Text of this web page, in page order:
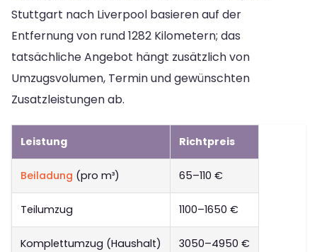
Stuttgart nach Liverpool basieren auf der
Entfernung von rund 1282 Kilometern; das
tatsächliche Angebot hängt zusätzlich von
Umzugsvolumen, Termin und gewünschten
Zusatzleistungen ab.
Leistung Richtpreis
Beiladung (pro m³) 65–110 €
Teilumzug 1100–1650 €
Komplettumzug (Haushalt) 3050–4950 €